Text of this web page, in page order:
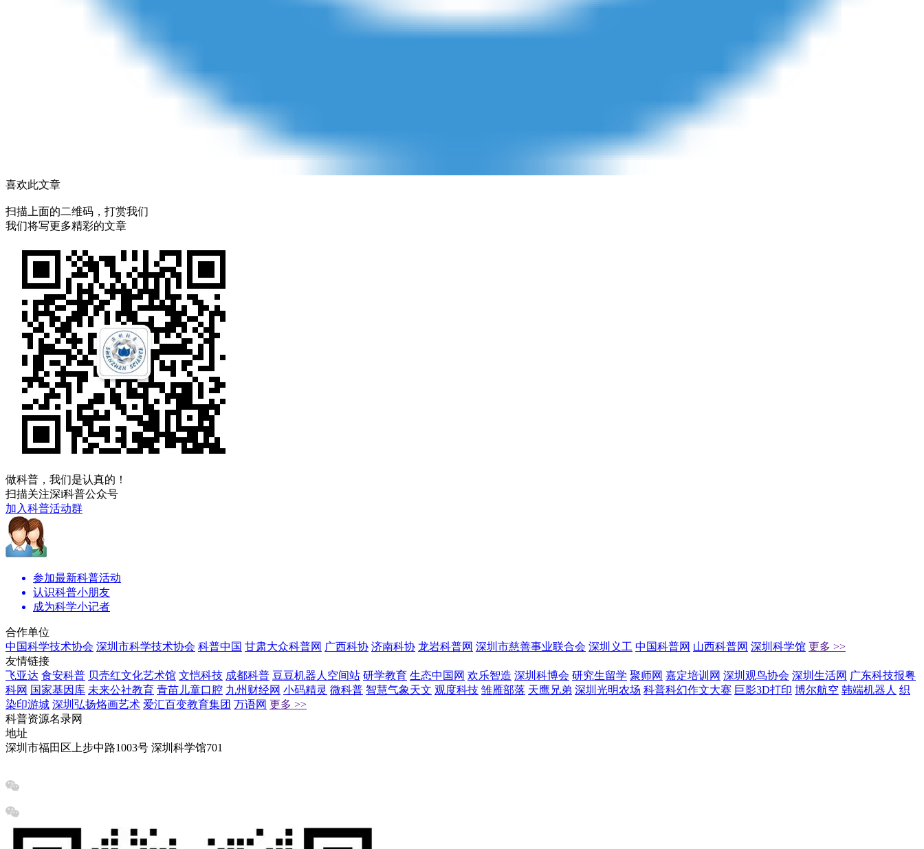
喜欢此文章
扫描上面的二维码，打赏我们
我们将写更多精彩的文章
做科普，我们是认真的！
扫描关注深i科普公众号
加入科普活动群
参加最新科普活动
认识科普小朋友
成为科学小记者
合作单位
中国科学技术协会 深圳市科学技术协会 科普中国 甘肃大众科普网 广西科协 济南科协 龙岩科普网 深圳市慈善事业联合会 深圳义工 中国科普网 山西科普网 深圳科学馆 更多 >>
友情链接
飞亚达 食安科普 贝壳红文化艺术馆 文恺科技 成都科普 豆豆机器人空间站 研学教育 生态中国网 欢乐智造 深圳科博会 研究生留学 聚师网 嘉定培训网 深圳观鸟协会 深圳生活网 广东科技报粤
科网 国家基因库 未来公社教育 青苗儿童口腔 九州财经网 小码精灵 微科普 智慧气象天文 观度科技 雏雁部落 天鹰兄弟 深圳光明农场 科普科幻作文大赛 巨影3D打印 博尔航空 韩端机器人 织
染印游城 深圳弘扬烙画艺术 爱汇百变教育集团 万语网 更多 >>
科普资源名录网
地址
深圳市福田区上步中路1003号 深圳科学馆701